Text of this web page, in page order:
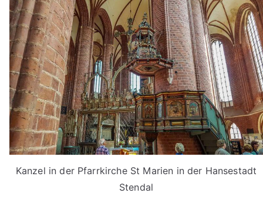
Kanzel in der Pfarrkirche St Marien in der Hansestadt
Stendal